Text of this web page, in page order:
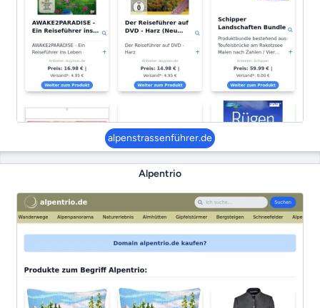
alpenstrassenführer.de
Alpentrio